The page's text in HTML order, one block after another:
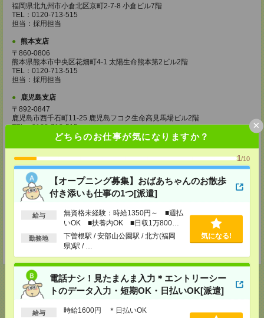
どちらのお仕事が気になりますか？
1/10
【オープニング募集】おばあちゃんのお散歩
付き添いも仕事の1つ[派遣]
給与
無資格未経験：時給1350円～ ■週払
いOK ■扶養内OK ■日収1万800円
以上
勤務地
下曽根駅 / 安部山公園駅 / 北方(福岡
県)駅 / …
気になる!
電話ナシ！見たまんま入力＊エントリーシー
トのデータ入力・短期OK・日払いOK[派遣]
給与 時給1600円 ＊日払いOK
×
福岡県北九州市小倉北区京町2-7-8 小倉ビル7階
TEL：0120-713-515
担当：採用担当
熊本支店
〒860-0806
熊本県熊本市中央区花畑町4-1 太陽生命熊本第2ビル2階
TEL：0120-713-515
担当：採用担当
鹿児島支店
〒892-0847
鹿児島市西千石町11-25 鹿児島フコク生命高見馬場ビル2階
TEL：0120-713-515
担当：採用担当
〒850-0033
長崎県長崎市万才町7-1 住友生命長崎ビル4階
TEL：0120-713-515
担当：採用担当
宮崎支店
宮崎県宮崎市橘通東4丁目8番1号カリーノ宮崎8F
TEL：0120-713-515
応募ページへ